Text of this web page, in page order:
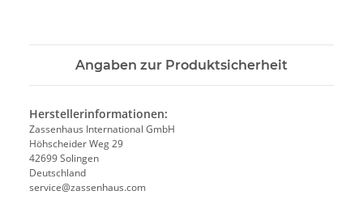
Angaben zur Produktsicherheit
Herstellerinformationen:
Zassenhaus International GmbH
Höhscheider Weg 29
42699 Solingen
Deutschland
service@zassenhaus.com